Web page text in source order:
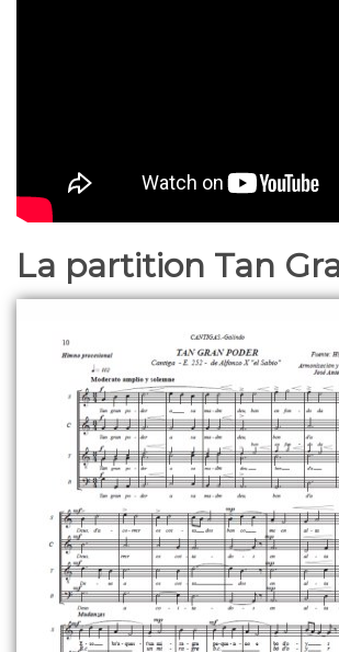
La partition Tan